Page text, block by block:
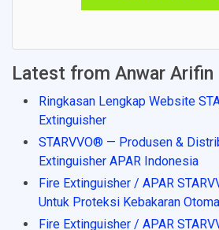
Latest from Anwar Arifin
Ringkasan Lengkap Website
Extinguisher
STARVVO® — Produsen &
Extinguisher APAR Indonesia
Fire Extinguisher / APAR
Untuk Proteksi Kebakaran
Fire Extinguisher / APAR